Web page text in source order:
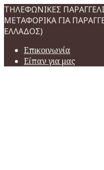
ΤΗΛΕΦΩΝΙΚΕΣ
ΜΕΤΑΦΟΡΙΚΑ ΓΙΑ
ΕΛΛΑΔΟΣ)
Επικοινωνία
Είπαν για μας